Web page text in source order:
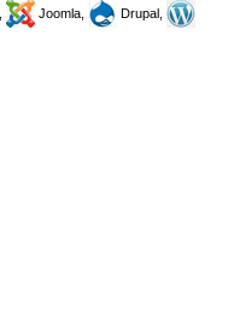
Joomla,
Drupal,